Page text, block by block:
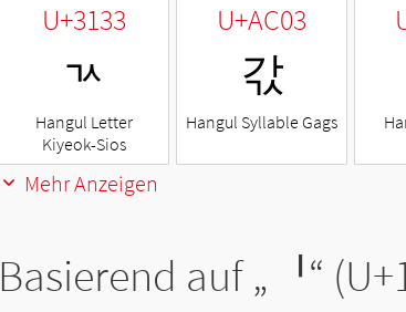
U+3133
ㄳ
Hangul Letter
Kiyeok-Sios
U+AC03
갃
Hangul Syllable Gags
Mehr Anzeigen
Basierend auf „ ᅵ“